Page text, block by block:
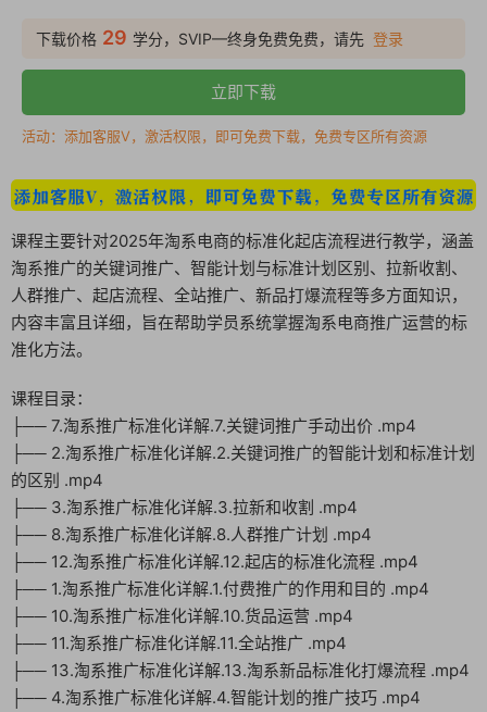
下载价格 29 学分，SVIP—终身免费免费，请先 登录
立即下载
活动：添加客服V，激活权限，即可免费下载，免费专区所有资源
课程主要针对2025年淘系电商的标准化起店流程进行教学，涵盖
淘系推广的关键词推广、智能计划与标准计划区别、拉新收割、
人群推广、起店流程、全站推广、新品打爆流程等多方面知识，
内容丰富且详细，旨在帮助学员系统掌握淘系电商推广运营的标
准化方法。
课程目录：
├── 7.淘系推广标准化详解.7.关键词推广手动出价 .mp4
├── 2.淘系推广标准化详解.2.关键词推广的智能计划和标准计划
的区别 .mp4
├── 3.淘系推广标准化详解.3.拉新和收割 .mp4
├── 8.淘系推广标准化详解.8.人群推广计划 .mp4
├── 12.淘系推广标准化详解.12.起店的标准化流程 .mp4
├── 1.淘系推广标准化详解.1.付费推广的作用和目的 .mp4
├── 10.淘系推广标准化详解.10.货品运营 .mp4
├── 11.淘系推广标准化详解.11.全站推广 .mp4
├── 13.淘系推广标准化详解.13.淘系新品标准化打爆流程 .mp4
├── 4.淘系推广标准化详解.4.智能计划的推广技巧 .mp4